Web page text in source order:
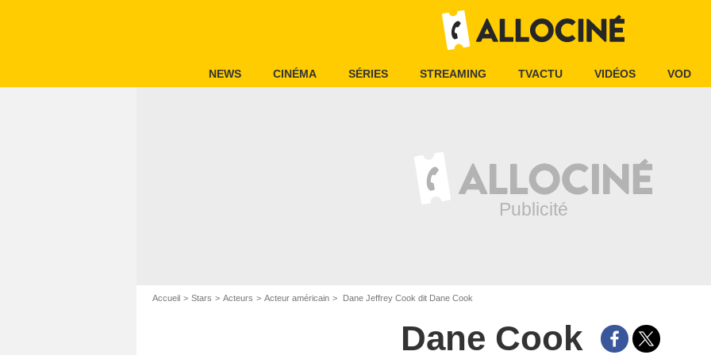
NEWS CINÉMA SÉRIES STREAMING TVACTU VIDÉOS VOD
Accueil Stars Acteurs Acteur américain Dane Jeffrey Cook dit Dane Cook
Dane Cook